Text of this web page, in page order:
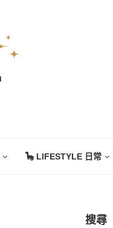
🦕 LIFESTYLE 日常
搜尋